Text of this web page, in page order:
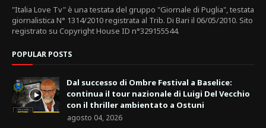
"Italia Love Tv" è una testata del gruppo "Giornale di Puglia", testata
giornalistica N° 1314/2010 registrata al Trib. Di Bari il 06/05/2010. Sito
registrato su Copyright House ID n°329155544.
POPULAR POSTS
Dal successo di Ombre Festival a Baselice:
continua il tour nazionale di Luigi Del Vecchio
con il thriller ambientato a Ostuni
agosto 04, 2026